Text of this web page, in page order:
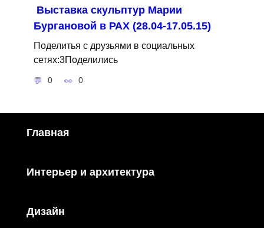
Выставка скульптур Марии
Бургановой в РАХ (28.04-17.05.15)
Поделитья с друзьями в социальных
сетях:3Поделились
0 0
Главная
Интерьер и архитектура
Дизайн